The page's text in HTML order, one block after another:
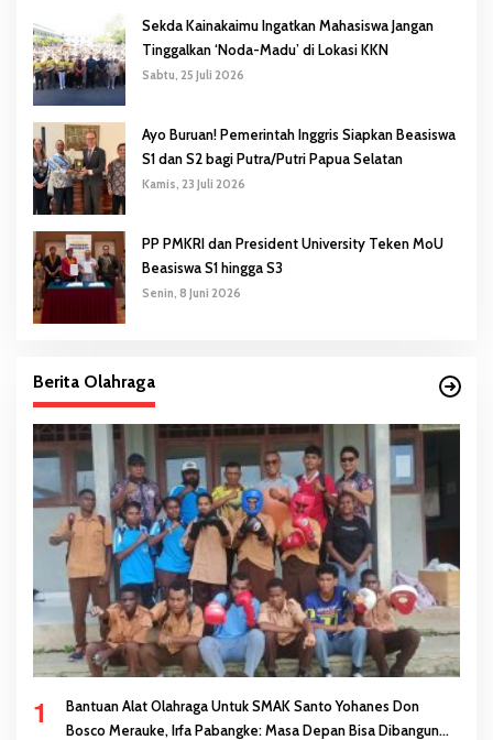
Sekda Kainakaimu Ingatkan Mahasiswa Jangan
Tinggalkan ‘Noda-Madu’ di Lokasi KKN
Sabtu, 25 Juli 2026
Ayo Buruan! Pemerintah Inggris Siapkan Beasiswa
S1 dan S2 bagi Putra/Putri Papua Selatan
Kamis, 23 Juli 2026
PP PMKRI dan President University Teken MoU
Beasiswa S1 hingga S3
Senin, 8 Juni 2026
Berita Olahraga
1
Bantuan Alat Olahraga Untuk SMAK Santo Yohanes Don
Bosco Merauke, Irfa Pabangke: Masa Depan Bisa Dibangun